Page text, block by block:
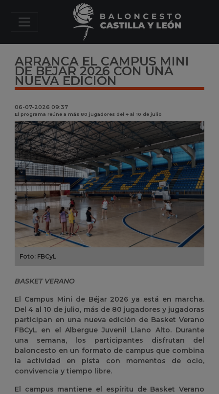
ARRANCA EL CAMPUS MINI
DE BÉJAR 2026 CON UNA
NUEVA EDICIÓN
06-07-2026 09:37
El programa reúne a más 80 jugadores del 4 al 10 de julio
Foto: FBCyL
BASKET VERANO
El Campus Mini de Béjar 2026 ya está en marcha.
Del 4 al 10 de julio, más de 80 jugadores y jugadoras
participan en una nueva edición de Basket Verano
FBCyL en el Albergue Juvenil Llano Alto. Durante
una semana, los participantes disfrutan del
baloncesto en un formato de campus que combina
la actividad en pista con momentos de ocio,
convivencia y tiempo libre.
El campus mantiene el espíritu de Basket Verano